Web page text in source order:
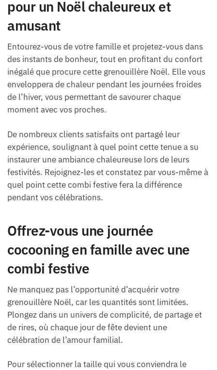
pour un Noël chaleureux et
amusant
Entourez-vous de votre famille et projetez-vous dans
des instants de bonheur, tout en profitant du confort
inégalé que procure cette grenouillère Noël. Elle vous
enveloppera de chaleur pendant les journées froides
de l’hiver, vous permettant de savourer chaque
moment avec vos proches.
De nombreux clients satisfaits ont partagé leur
expérience, soulignant à quel point cette tenue a su
instaurer une ambiance chaleureuse lors de leurs
festivités. Rejoignez-les et constatez par vous-même à
quel point cette combi festive fera la différence
pendant vos célébrations.
Offrez-vous une journée
cocooning en famille avec une
combi festive
Ne manquez pas l’opportunité d’acquérir votre
grenouillère Noël, car les quantités sont limitées.
Plongez dans un univers de complicité, de partage et
de rires, où chaque jour de fête devient une
célébration de l’amour familial.
Pour sélectionner la taille qui vous conviendra le